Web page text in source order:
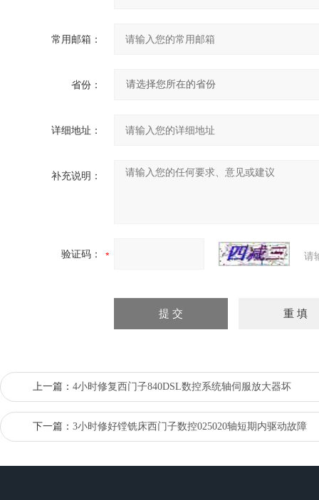
常用邮箱：
省份：
详细地址：
补充说明：
验证码： 请
上一篇： 4小时修复西门子840DSL数控系统轴伺服放大器坏
下一篇： 3小时修好镗铣床西门子数控025020轴短期内驱动故障